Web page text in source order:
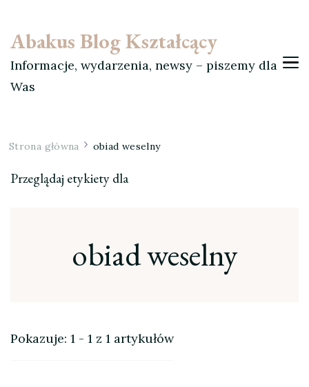
Abakus Blog Kształcący
Informacje, wydarzenia, newsy – piszemy dla
Was
Strona główna obiad weselny
Przeglądaj etykiety dla
obiad weselny
Pokazuje: 1 - 1 z 1 artykułów